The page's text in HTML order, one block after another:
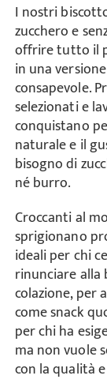
I nostri
zucchero e
offrire tutto il
in una
consapevole.
selezionati e
conquistano
naturale e il
bisogno di
né burro.
Croccanti al
sprigionano
ideali per chi
rinunciare
colazione, per
come snack
per chi ha
ma non vuole
con la qualità